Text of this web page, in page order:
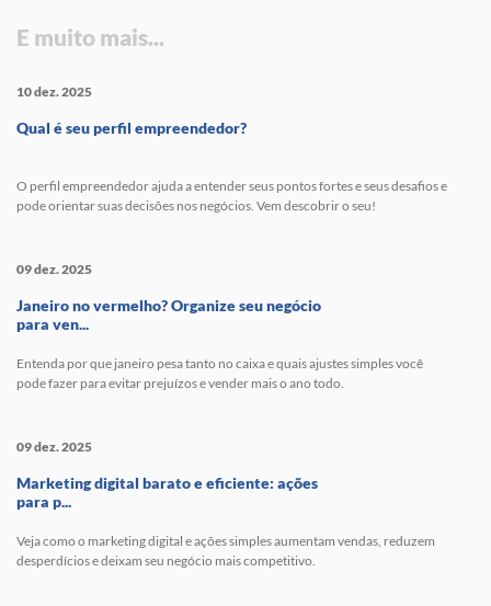
E muito mais...
10 dez. 2025
Qual é seu perfil empreendedor?
O perfil empreendedor ajuda a entender seus pontos fortes e seus desafios e
pode orientar suas decisões nos negócios. Vem descobrir o seu!
09 dez. 2025
Janeiro no vermelho? Organize seu negócio
para ven...
Entenda por que janeiro pesa tanto no caixa e quais ajustes simples você
pode fazer para evitar prejuízos e vender mais o ano todo.
09 dez. 2025
Marketing digital barato e eficiente: ações
para p...
Veja como o marketing digital e ações simples aumentam vendas, reduzem
desperdícios e deixam seu negócio mais competitivo.